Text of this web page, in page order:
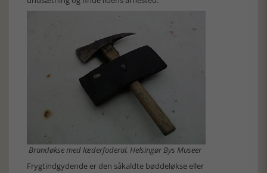
Brandøkse med læderfoderal, Helsingør Bys Museer
Frygtindgydende er den såkaldte bøddeløkse eller